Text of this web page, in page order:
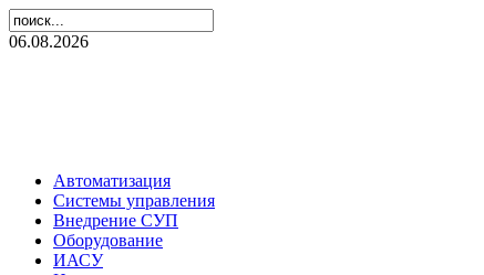
06.08.2026
Автоматизация
Системы управления
Внедрение СУП
Оборудование
ИАСУ